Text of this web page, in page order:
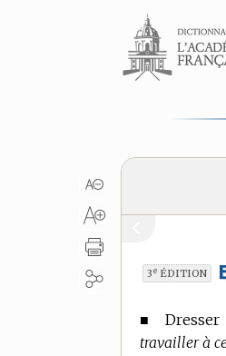
Aller au contenu
3e ÉDITION
■
travailler à